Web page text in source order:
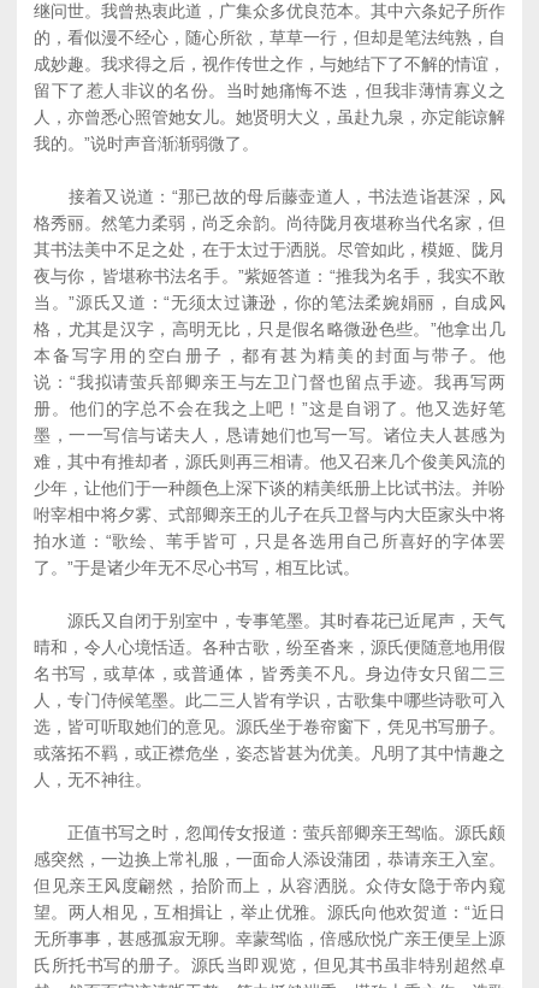
继问世。我曾热衷此道，广集众多优良范本。其中六条妃子所作
的，看似漫不经心，随心所欲，草草一行，但却是笔法纯熟，自
成妙趣。我求得之后，视作传世之作，与她结下了不解的情谊，
留下了惹人非议的名份。当时她痛悔不迭，但我非薄情寡义之
人，亦曾悉心照管她女儿。她贤明大义，虽赴九泉，亦定能谅解
我的。”说时声音渐渐弱微了。
接着又说道：“那已故的母后藤壶道人，书法造诣甚深，风
格秀丽。然笔力柔弱，尚乏余韵。尚待陇月夜堪称当代名家，但
其书法美中不足之处，在于太过于洒脱。尽管如此，模姬、陇月
夜与你，皆堪称书法名手。”紫姬答道：“推我为名手，我实不敢
当。”源氏又道：“无须太过谦逊，你的笔法柔婉娟丽，自成风
格，尤其是汉字，高明无比，只是假名略微逊色些。”他拿出几
本备写字用的空白册子，都有甚为精美的封面与带子。他
说：“我拟请萤兵部卿亲王与左卫门督也留点手迹。我再写两
册。他们的字总不会在我之上吧！”这是自诩了。他又选好笔
墨，一一写信与诺夫人，恳请她们也写一写。诸位夫人甚感为
难，其中有推却者，源氏则再三相请。他又召来几个俊美风流的
少年，让他们于一种颜色上深下谈的精美纸册上比试书法。并吩
咐宰相中将夕雾、式部卿亲王的儿子在兵卫督与内大臣家头中将
拍水道：“歌绘、苇手皆可，只是各选用自己所喜好的字体罢
了。”于是诸少年无不尽心书写，相互比试。
源氏又自闭于别室中，专事笔墨。其时春花已近尾声，天气
晴和，令人心境恬适。各种古歌，纷至沓来，源氏便随意地用假
名书写，或草体，或普通体，皆秀美不凡。身边侍女只留二三
人，专门侍候笔墨。此二三人皆有学识，古歌集中哪些诗歌可入
选，皆可听取她们的意见。源氏坐于卷帘窗下，凭见书写册子。
或落拓不羁，或正襟危坐，姿态皆甚为优美。凡明了其中情趣之
人，无不神往。
正值书写之时，忽闻传女报道：萤兵部卿亲王驾临。源氏颇
感突然，一边换上常礼服，一面命人添设蒲团，恭请亲王入室。
但见亲王风度翩然，拾阶而上，从容洒脱。众侍女隐于帝内窥
望。两人相见，互相揖让，举止优雅。源氏向他欢贺道：“近日
无所事事，甚感孤寂无聊。幸蒙驾临，倍感欣悦广亲王便呈上源
氏所托书写的册子。源氏当即观览，但见其书虽非特别超然卓